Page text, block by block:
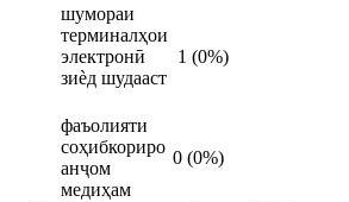
шумораи
терминалҳои
электронӣ
зиѐд шудааст
1 (0%)
фаъолияти
соҳибкориро
анҷом
медиҳам
0 (0%)